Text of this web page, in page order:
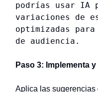
podrías usar IA
variaciones de
optimizadas
de audiencia.
Paso 3: Implementa
Aplica las sugerencias